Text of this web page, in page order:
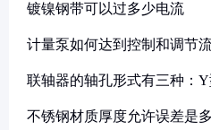
镀镍钢带可以过多少电流
计量泵如何达到控制和调节
联轴器的轴孔形式有三种：Y
不锈钢材质厚度允许误差是